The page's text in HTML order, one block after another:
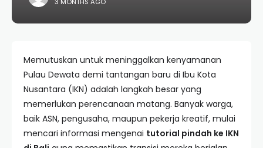
Memutuskan untuk meninggalkan kenyamanan
Pulau Dewata demi tantangan baru di Ibu Kota
Nusantara (IKN) adalah langkah besar yang
memerlukan perencanaan matang. Banyak warga,
baik ASN, pengusaha, maupun pekerja kreatif, mulai
mencari informasi mengenai tutorial pindah ke IKN